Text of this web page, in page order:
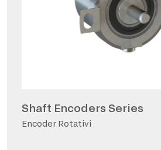
Shaft Encoders Series
Encoder Rotativi